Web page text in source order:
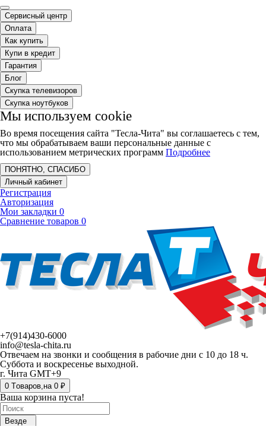
Сервисный центр
Оплата
Как купить
Купи в кредит
Гарантия
Блог
Скупка телевизоров
Скупка ноутбуков
Мы используем cookie
Во время посещения сайта "Тесла-Чита" вы соглашаетесь с тем,
что мы обрабатываем ваши персональные данные с
использованием метрических программ Подробнее
ПОНЯТНО, СПАСИБО
Личный кабинет
Регистрация
Авторизация
Мои закладки 0
Сравнение товаров 0
+7(914)430-6000
info@tesla-chita.ru
Отвечаем на звонки и сообщения в рабочие дни с 10 до 18 ч.
Суббота и воскресенье выходной.
г. Чита GMT+9
0 Tоваров,на 0 ₽
Ваша корзина пуста!
Везде